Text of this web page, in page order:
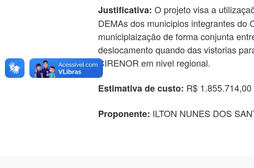
Justificativa: O projeto visa a
DEMAs dos municipios integrantes do
municiplaização de forma conjunta
deslocamento quando das vistorias
CIRENOR em nivel regional.
Estimativa de custo: R$ 1.855.714,00
Proponente: ILTON NUNES DOS